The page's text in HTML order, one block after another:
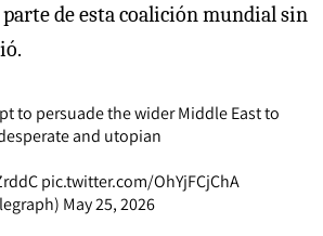
de esta coalición mundial sin
to persuade the wider Middle East to
and utopian
pic.twitter.com/OhYjFCjChA
May 25, 2026